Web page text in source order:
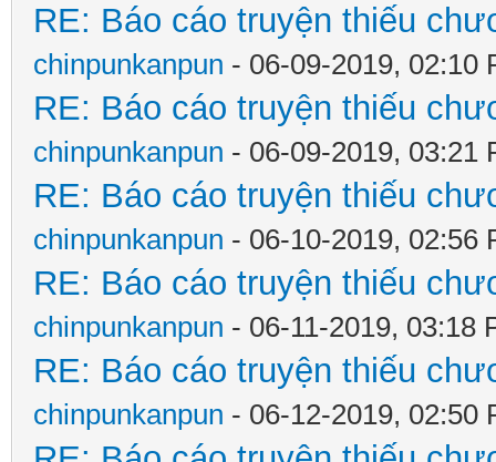
RE: Báo cáo truyện thiếu
chinpunkanpun - 06-09-2019, 02:10
RE: Báo cáo truyện thiếu
chinpunkanpun - 06-09-2019, 03:21
RE: Báo cáo truyện thiếu
chinpunkanpun - 06-10-2019, 02:56
RE: Báo cáo truyện thiếu
chinpunkanpun - 06-11-2019, 03:18
RE: Báo cáo truyện thiếu
chinpunkanpun - 06-12-2019, 02:50